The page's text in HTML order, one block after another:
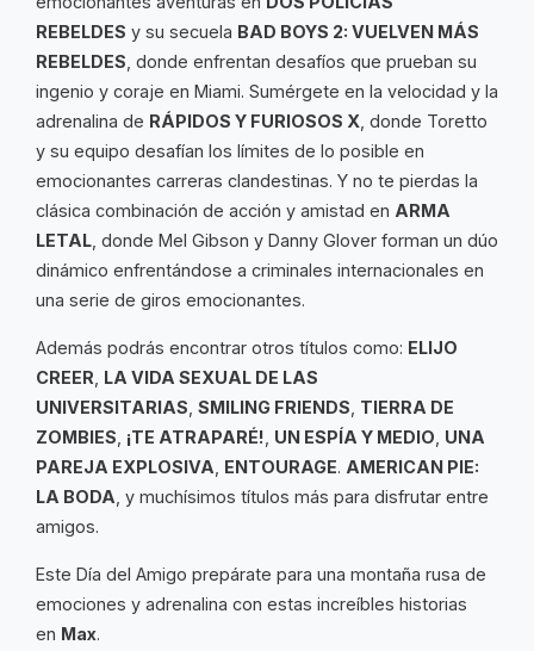
REBELDES y su secuela BAD BOYS 2: VUELVEN MÁS
REBELDES , donde enfrentan desafíos que prueban su
ingenio y coraje en Miami. Sumérgete en la velocidad y la
adrenalina de RÁPIDOS Y FURIOSOS X , donde Toretto
y su equipo desafían los límites de lo posible en
emocionantes carreras clandestinas. Y no te pierdas la
clásica combinación de acción y amistad en ARMA
LETAL , donde Mel Gibson y Danny Glover forman un dúo
dinámico enfrentándose a criminales internacionales en
una serie de giros emocionantes.
Además podrás encontrar otros títulos como: ELIJO
CREER LA VIDA SEXUAL DE LAS
UNIVERSITARIAS SMILING FRIENDS TIERRA DE
ZOMBIES ¡TE ATRAPARÉ! UN ESPÍA Y MEDIO UNA
PAREJA EXPLOSIVA ENTOURAGE. AMERICAN PIE:
LA BODA , y muchísimos títulos más para disfrutar entre
amigos.
Este Día del Amigo prepárate para una montaña rusa de
emociones y adrenalina con estas increíbles historias
en Max.